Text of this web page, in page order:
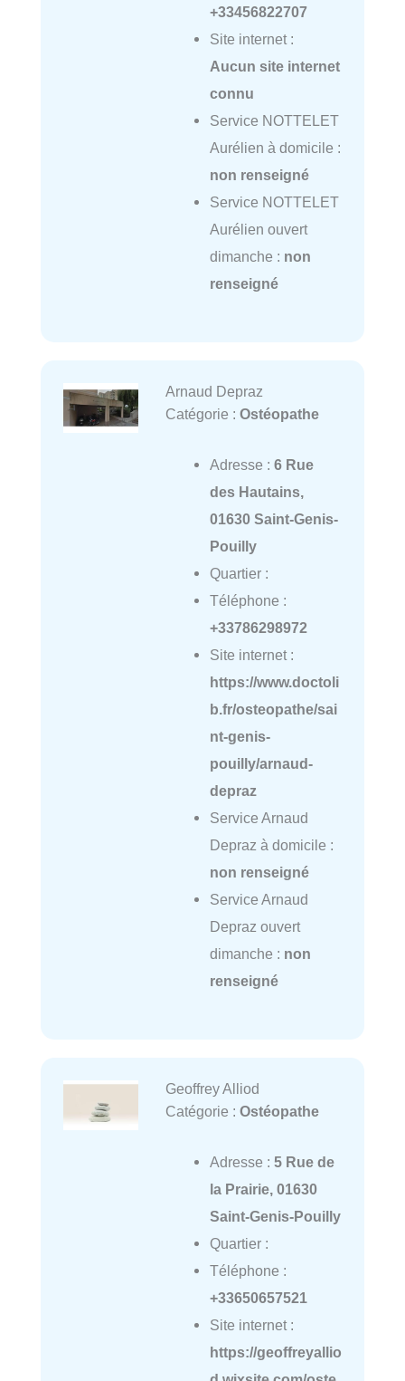
+33456822707
Site internet :
Aucun site internet
connu
Service NOTTELET
Aurélien à domicile :
non renseigné
Service NOTTELET
Aurélien ouvert
dimanche : non
renseigné
Arnaud Depraz
Catégorie : Ostéopathe
Adresse : 6 Rue
des Hautains,
01630 Saint-Genis-
Pouilly
Quartier :
Téléphone :
+33786298972
Site internet :
https://www.doctoli
b.fr/osteopathe/sai
nt-genis-
pouilly/arnaud-
depraz
Service Arnaud
Depraz à domicile :
non renseigné
Service Arnaud
Depraz ouvert
dimanche : non
renseigné
Geoffrey Alliod
Catégorie : Ostéopathe
Adresse : 5 Rue de
la Prairie, 01630
Saint-Genis-Pouilly
Quartier :
Téléphone :
+33650657521
Site internet :
https://geoffreyallio